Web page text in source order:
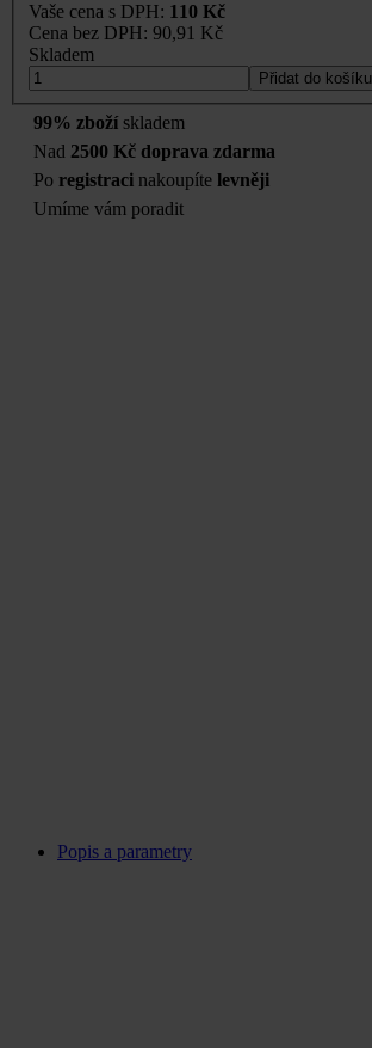
Vaše cena s DPH: 110 Kč
Cena bez DPH: 90,91 Kč
Skladem
Přidat do košíku
99% zboží skladem
Nad 2500 Kč doprava zdarma
Po registraci nakoupíte levněji
Umíme vám poradit
Popis a parametry